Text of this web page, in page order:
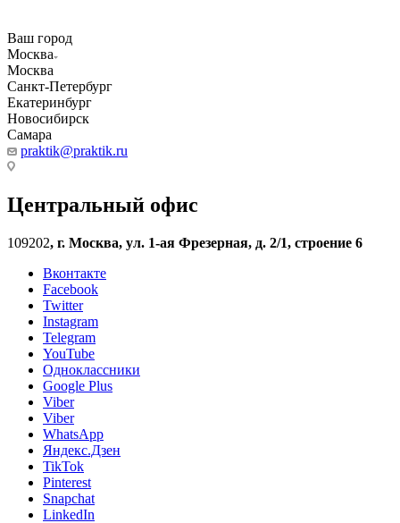
Ваш город
Москва
Москва
Санкт-Петербург
Екатеринбург
Новосибирск
Самара
praktik@praktik.ru
Центральный офис
109202, г. Москва, ул. 1-ая Фрезерная, д. 2/1, строение 6
Вконтакте
Facebook
Twitter
Instagram
Telegram
YouTube
Одноклассники
Google Plus
Viber
Viber
WhatsApp
Яндекс.Дзен
TikTok
Pinterest
Snapchat
LinkedIn